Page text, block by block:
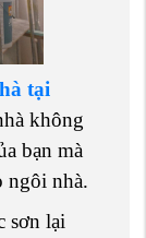
tại
không
bạn mà
ngôi nhà.
sơn lại